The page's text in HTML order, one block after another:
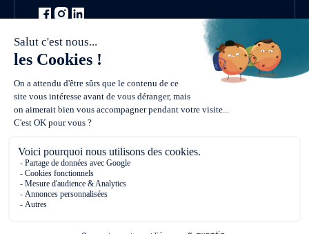
Une marque du groupe Vivialys
Vendre un terrain
Nous rejoindre
Politique de confidentialité